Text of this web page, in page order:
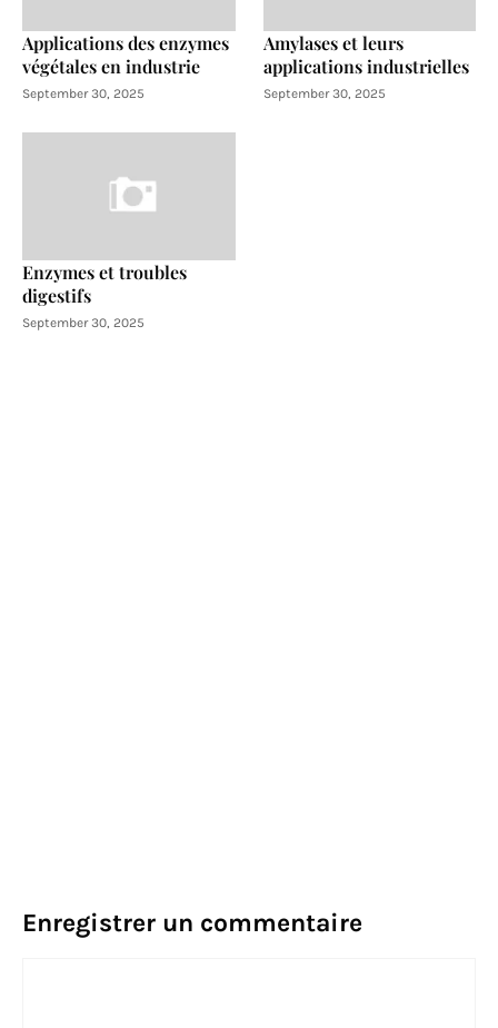
Applications des enzymes
végétales en industrie
September 30, 2025
Amylases et leurs
applications industrielles
September 30, 2025
Enzymes et troubles
digestifs
September 30, 2025
Enregistrer un commentaire